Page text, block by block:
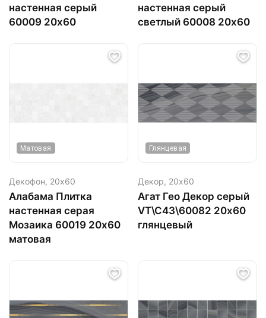
настенная серый
60009 20х60
настенная серый
светлый 60008 20х60
Матовая
Декофон, 20х60
Алабама Плитка
настенная серая
Мозаика 60019 20х60
матовая
Глянцевая
Декор, 20х60
Агат Гео Декор серый
VT\C43\60082 20х60
глянцевый